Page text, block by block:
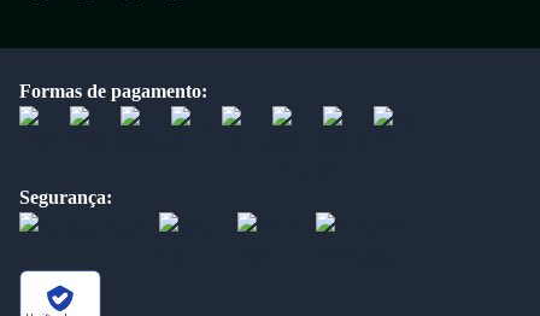
Formas de pagamento:
Segurança: